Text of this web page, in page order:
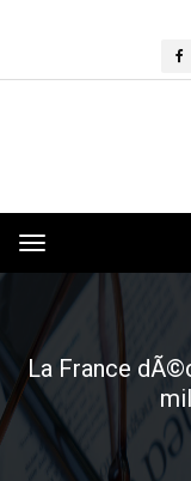
Toggle
navigation
La France